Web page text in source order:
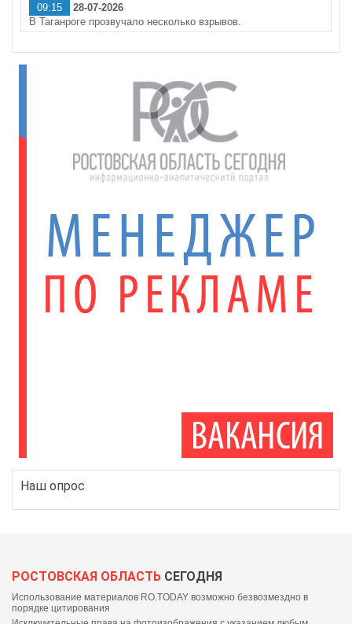
09:15
28-07-2026
В Таганроге прозвучало несколько взрывов.
Наш опрос
РОСТОВСКАЯ ОБЛАСТЬ СЕГОДНЯ
Использование материалов RO.TODAY возможно безвозмездно в
порядке цитирования